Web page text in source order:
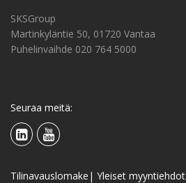
SKSGroup
Martinkyläntie 50, 01720 Vantaa
Puhelinvaihde 020 764 5000
Seuraa meitä:
Tilinavauslomake | Yleiset myyntiehdot